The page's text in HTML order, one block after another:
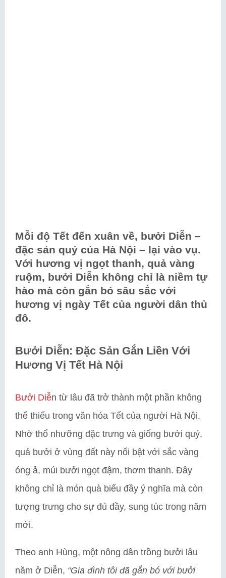
Mỗi độ Tết đến xuân về, bưởi Diễn –
đặc sản quý của Hà Nội – lại vào vụ.
Với hương vị ngọt thanh, quả vàng
ruộm, bưởi Diễn không chỉ là niềm tự
hào mà còn gắn bó sâu sắc với
hương vị ngày Tết của người dân thủ
đô.
Bưởi Diễn: Đặc Sản Gắn Liền Với
Hương Vị Tết Hà Nội
Bưởi Diễn từ lâu đã trở thành một phần không
thể thiếu trong văn hóa Tết của người Hà Nội.
Nhờ thổ nhưỡng đặc trưng và giống bưởi quý,
quả bưởi ở vùng đất này nổi bật với sắc vàng
óng ả, múi bưởi ngọt đậm, thơm thanh. Đây
không chỉ là món quà biếu đầy ý nghĩa mà còn
tượng trưng cho sự đủ đầy, sung túc trong năm
mới.
Theo anh Hùng, một nông dân trồng bưởi lâu
năm ở Diễn, “Gia đình tôi đã gắn bó với bưởi